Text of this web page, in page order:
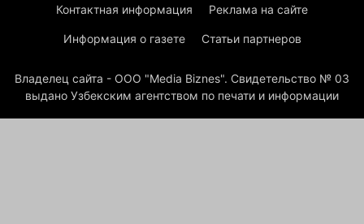
Контактная информация Реклама на сайте
Информация о газете Статьи партнеров
Владелец сайта - ООО "Media Biznes". Свидетельство № 03
выдано Узбекским агентством по печати и информации